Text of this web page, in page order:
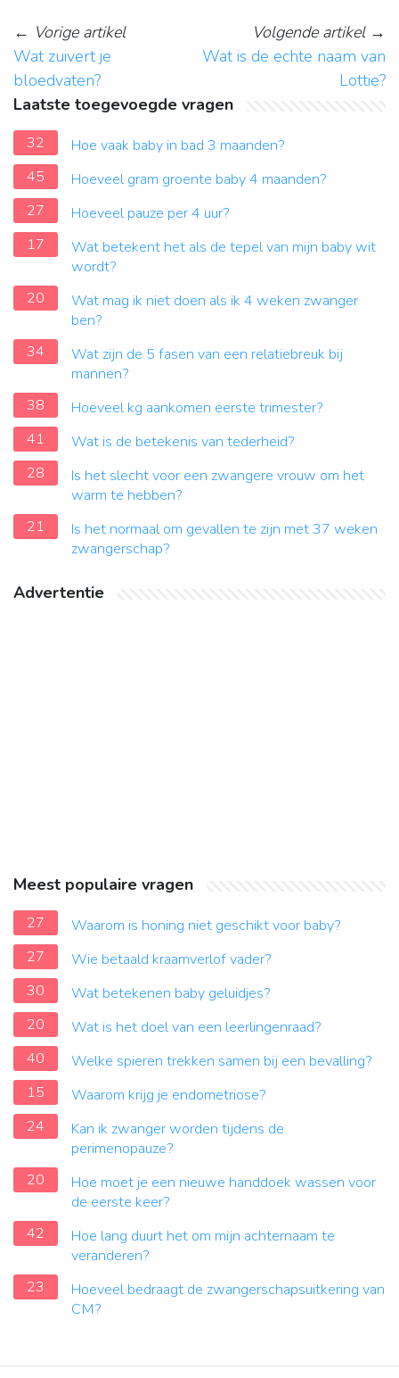
← Vorige artikel
Wat zuivert je
bloedvaten?
Volgende artikel→
Wat is de echte naam van
Lottie?
Laatste toegevoegde vragen
32
Hoe vaak baby in bad 3 maanden?
45
Hoeveel gram groente baby 4 maanden?
27
Hoeveel pauze per 4 uur?
17
Wat betekent het als de tepel van mijn baby wit
wordt?
20
Wat mag ik niet doen als ik 4 weken zwanger
ben?
34
Wat zijn de 5 fasen van een relatiebreuk bij
mannen?
38
Hoeveel kg aankomen eerste trimester?
41
Wat is de betekenis van tederheid?
28
Is het slecht voor een zwangere vrouw om het
warm te hebben?
21
Is het normaal om gevallen te zijn met 37 weken
zwangerschap?
Advertentie
Meest populaire vragen
27
Waarom is honing niet geschikt voor baby?
27
Wie betaald kraamverlof vader?
30
Wat betekenen baby geluidjes?
20
Wat is het doel van een leerlingenraad?
40
Welke spieren trekken samen bij een bevalling?
15
Waarom krijg je endometriose?
24
Kan ik zwanger worden tijdens de
perimenopauze?
20
Hoe moet je een nieuwe handdoek wassen voor
de eerste keer?
42
Hoe lang duurt het om mijn achternaam te
veranderen?
23
Hoeveel bedraagt de zwangerschapsuitkering van
CM?